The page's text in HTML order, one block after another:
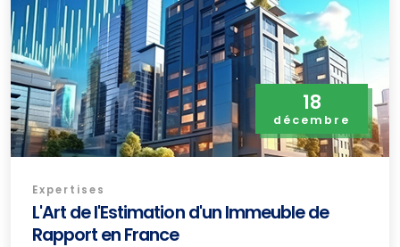
18
décembre
Expertises
L'Art de l'Estimation d'un Immeuble de
Rapport en France